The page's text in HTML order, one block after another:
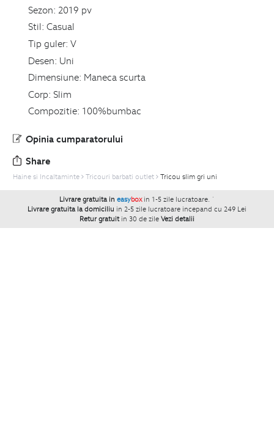
Sezon: 2019 pv
Stil: Casual
Tip guler: V
Desen: Uni
Dimensiune: Maneca scurta
Corp: Slim
Compozitie: 100%bumbac
Opinia cumparatorului
Share
Haine si Incaltaminte Tricouri barbati outlet Tricou slim gri uni
Livrare gratuita in easybox in 1-5 zile lucratoare. `
Livrare gratuita la domiciliu in 2-5 zile lucratoare incepand cu 249 Lei
Retur gratuit in 30 de zile Vezi detalii